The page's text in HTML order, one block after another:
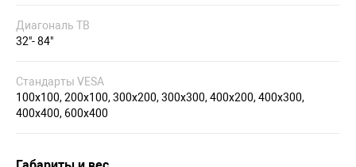
Диагональ ТВ
32"- 84"
Стандарты VESA
100x100, 200x100, 300х200, 300x300, 400x200, 400x300,
400x400, 600х400